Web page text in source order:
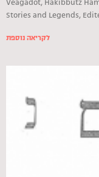
Veagadot, Hakibbutz
Stories and Legends,
לקריאה נוספת